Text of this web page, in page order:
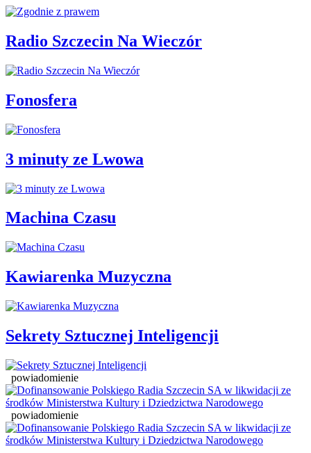
Radio Szczecin Na Wieczór
Fonosfera
3 minuty ze Lwowa
Machina Czasu
Kawiarenka Muzyczna
Sekrety Sztucznej Inteligencji
powiadomienie
powiadomienie